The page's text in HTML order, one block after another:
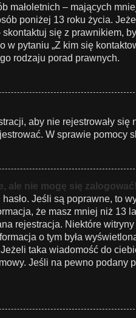
małoletnich – mających
poniżej 13 roku życia.
się z prawnikiem,
pytaniu „Z kim się
rodzaju porad prawnych.
aby nie rejestrowały
W sprawie pomocy
ale nie mogę się zalogować!
Jeśli są poprawne, to
że masz mniej niż
rejestracja. Niektóre
o tym była
taka wiadomość do
Jeśli na pewno